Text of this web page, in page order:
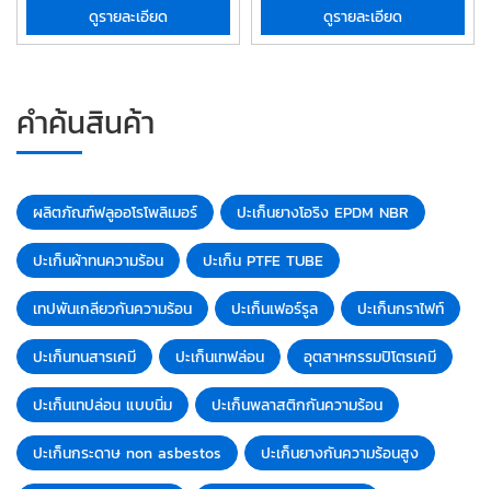
ดูรายละเอียด ดูรายละเอียด
คำค้นสินค้า
ผลิตภัณฑ์ฟลูออโรโพลิเมอร์ ปะเก็นยางโอริง EPDM NBR
ปะเก็นผ้าทนความร้อน ปะเก็น PTFE TUBE
เทปพันเกลียวกันความร้อน ปะเก็นเฟอร์รูล ปะเก็นกราไฟท์
ปะเก็นทนสารเคมี ปะเก็นเทฟล่อน อุตสาหกรรมปิโตรเคมี
ปะเก็นเทปล่อน แบบนิ่ม ปะเก็นพลาสติกกันความร้อน
ปะเก็นกระดาษ non asbestos ปะเก็นยางกันความร้อนสูง